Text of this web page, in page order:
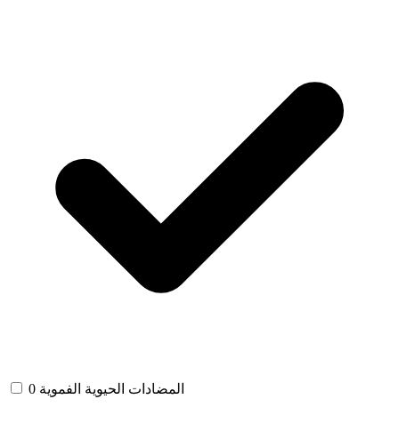
المضادات الحيوية الفموية 0